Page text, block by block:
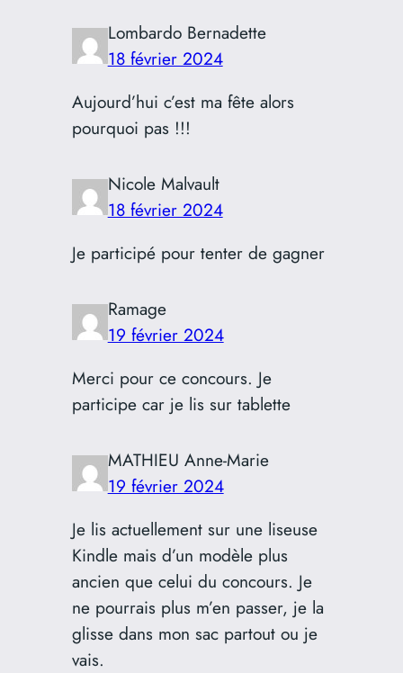
Lombardo Bernadette
18 février 2024
Aujourd’hui c’est ma fête alors
pourquoi pas !!!
Nicole Malvault
18 février 2024
Je participé pour tenter de gagner
Ramage
19 février 2024
Merci pour ce concours. Je
participe car je lis sur tablette
MATHIEU Anne-Marie
19 février 2024
Je lis actuellement sur une liseuse
Kindle mais d’un modèle plus
ancien que celui du concours. Je
ne pourrais plus m’en passer, je la
glisse dans mon sac partout ou je
vais.